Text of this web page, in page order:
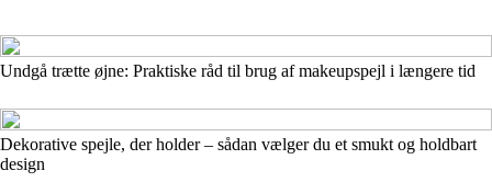
Undgå trætte øjne: Praktiske råd til brug af makeupspejl i længere tid
Dekorative spejle, der holder – sådan vælger du et smukt og holdbart
design